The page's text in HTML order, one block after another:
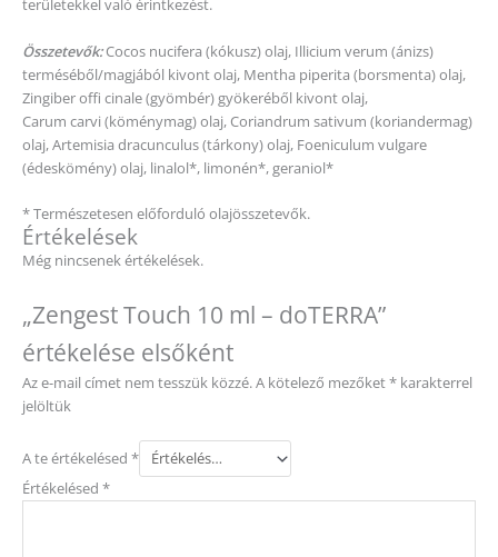
területekkel való érintkezést.
Összetevők:Cocos nucifera (kókusz) olaj, Illicium verum (ánizs)
terméséből/magjából kivont olaj, Mentha piperita (borsmenta) olaj,
Zingiber offi cinale (gyömbér) gyökeréből kivont olaj,
Carum carvi (köménymag) olaj, Coriandrum sativum (koriandermag)
olaj, Artemisia dracunculus (tárkony) olaj, Foeniculum vulgare
(édeskömény) olaj, linalol*, limonén*, geraniol*
* Természetesen előforduló olajösszetevők.
Értékelések
Még nincsenek értékelések.
„Zengest Touch 10 ml – doTERRA”
értékelése elsőként
Az e-mail címet nem tesszük közzé. A kötelező mezőket* karakterrel
jelöltük
A te értékelésed *
Értékelésed *